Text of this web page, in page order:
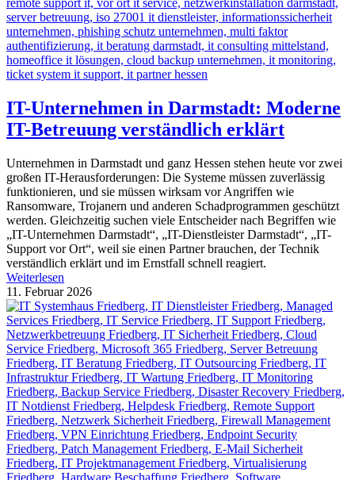
IT-Unternehmen in Darmstadt: Moderne
IT-Betreuung verständlich erklärt
Unternehmen in Darmstadt und ganz Hessen stehen heute vor zwei
großen IT-Herausforderungen: Die Systeme müssen zuverlässig
funktionieren, und sie müssen wirksam vor Angriffen wie
Ransomware, Trojanern und anderen Schadprogrammen geschützt
werden. Gleichzeitig suchen viele Entscheider nach Begriffen wie
„IT-Unternehmen Darmstadt“, „IT-Dienstleister Darmstadt“, „IT-
Support vor Ort“, weil sie einen Partner brauchen, der Technik
verständlich erklärt und im Ernstfall schnell reagiert.
Weiterlesen
11. Februar 2026